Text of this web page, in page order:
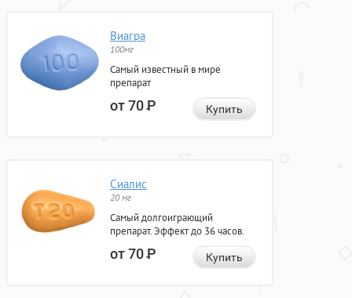
Виагра
100мг
Самый известный в мире
препарат
от 70Р Купить
Сиалис
20 мг
Самый долгоиграющий
препарат. Эффект до 36 часов.
от 70Р Купить